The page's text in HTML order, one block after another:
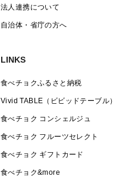
法人連携について
自治体・省庁の方へ
LINKS
食べチョクふるさと納税
Vivid TABLE（ビビッドテーブル）
食べチョク コンシェルジュ
食べチョク フルーツセレクト
食べチョク ギフトカード
食べチョク&more